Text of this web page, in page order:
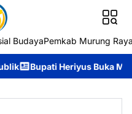
BudayaPemkab Murung
Buka Mura Expo 2026,